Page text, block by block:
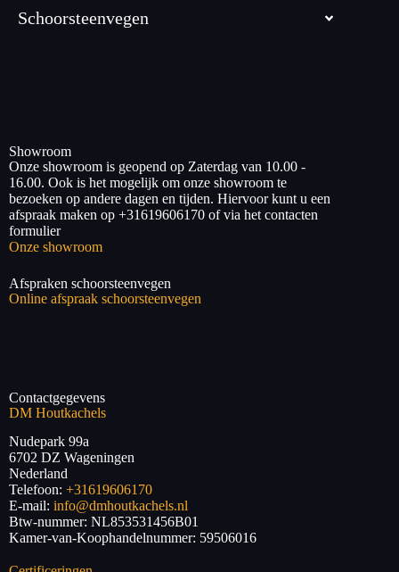
Schoorsteenvegen
Showroom
Onze showroom is geopend op Zaterdag van 10.00 -
16.00. Ook is het mogelijk om onze showroom te
bezoeken op andere dagen en tijden. Hiervoor kunt u een
afspraak maken op +31619606170 of via het contacten
formulier
Onze showroom
Afspraken schoorsteenvegen
Online afspraak schoorsteenvegen
Contactgegevens
DM Houtkachels
Nudepark 99a
6702 DZ Wageningen
Nederland
Telefoon: +31619606170
E-mail: info@dmhoutkachels.nl
Btw-nummer: NL853531456B01
Kamer-van-Koophandelnummer: 59506016